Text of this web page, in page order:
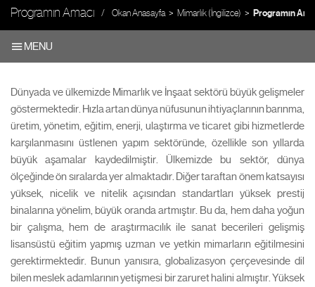
Programın Amacı Okan Anasayfa Mimarlık (İngilizce) Programın
MENU
Dünyada ve ülkemizde Mimarlık ve İnşaat sektörü büyük gelişmeler
göstermektedir. Hızla artan dünya nüfusunun ihtiyaçlarının barınma,
üretim, yönetim, eğitim, enerji, ulaştırma ve ticaret gibi hizmetlerde
karşılanmasını üstlenen yapım sektöründe, özellikle son yıllarda
büyük aşamalar kaydedilmiştir. Ülkemizde bu sektör, dünya
ölçeğinde ön sıralarda yer almaktadır. Diğer taraftan önem katsayısı
yüksek, nicelik ve nitelik açısından standartları yüksek prestij
binalarına yönelim, büyük oranda artmıştır. Bu da, hem daha yoğun
bir çalışma, hem de araştırmacılık ile sanat becerileri gelişmiş
lisansüstü eğitim yapmış uzman ve yetkin mimarların eğitilmesini
gerektirmektedir. Bunun yanısıra, globalizasyon çerçevesinde dil
bilen meslek adamlarının yetişmesi bir zaruret halini almıştır. Yüksek